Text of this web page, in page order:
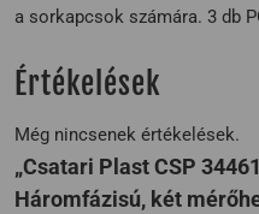
a sorkapcsok számára. 3 db
Értékelések
Még nincsenek értékelések.
„Csatari Plast CSP
Háromfázisú, két